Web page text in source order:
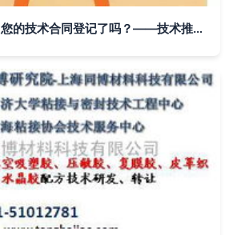
2019年已近尾声，您的技术合同登记了吗？——技术推广必知的政策红利与操作指南